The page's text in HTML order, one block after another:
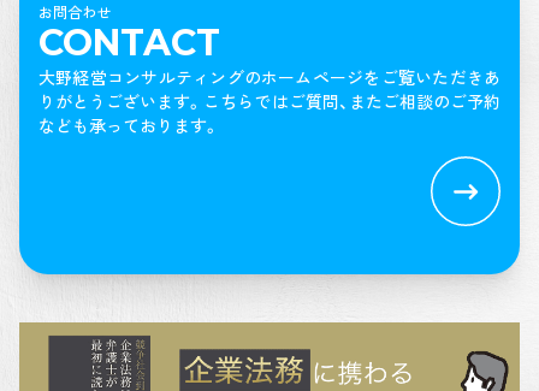
お問合わせ
CONTACT
大野経営コンサルティングのホームページをご覧いただきあ
りがとうございます。 こちらではご質問、またご相談のご予約
なども承っております。